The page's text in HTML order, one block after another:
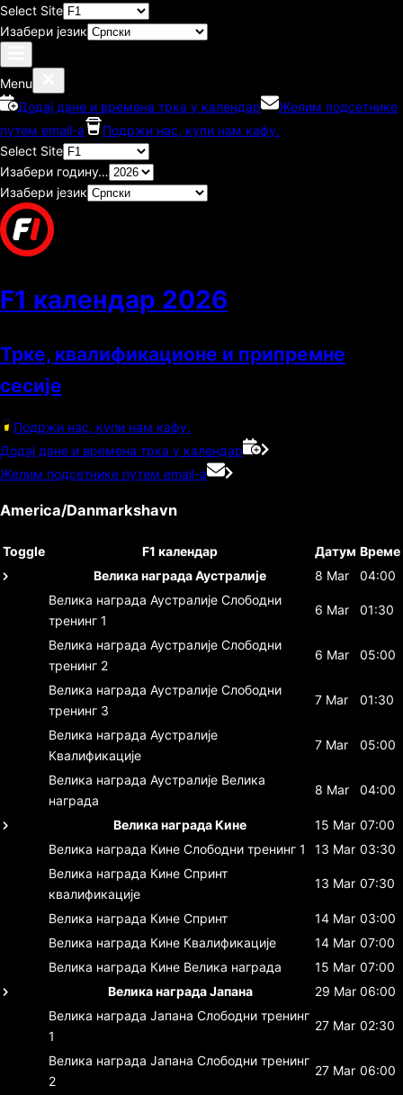
Select Site
Изабери језик
Menu
Додај дане и времена трка у календар
Желим подсетнике
путем email-а
Подржи нас, купи нам кафу.
Select Site
Изабери годину…
Изабери језик
F1 календар 2026
Трке, квалификационе и припремне
сесије
Подржи нас, купи нам кафу.
Додај дане и времена трка у календар
Желим подсетнике путем email-а
America/Danmarkshavn
Toggle F1 календар Датум Време
Велика награда Аустралије
8 Mar
04:00
Велика награда Аустралије Слободни
тренинг 1
6 Mar 01:30
Велика награда Аустралије Слободни
тренинг 2
6 Mar 05:00
Велика награда Аустралије Слободни
тренинг 3
7 Mar 01:30
Велика награда Аустралије
Квалификације
7 Mar 05:00
Велика награда Аустралије Велика
награда
8 Mar 04:00
Велика награда Кине 15 Mar 07:00
Велика награда Кине Слободни тренинг 1 13 Mar 03:30
Велика награда Кине Спринт
квалификације
13 Mar 07:30
Велика награда Кине Спринт 14 Mar 03:00
Велика награда Кине Квалификације 14 Mar 07:00
Велика награда Кине Велика награда 15 Mar 07:00
Велика награда Јапана
29 Mar 06:00
Велика награда Јапана Слободни тренинг
1
27 Mar 02:30
Велика награда Јапана Слободни тренинг
2
27 Mar 06:00